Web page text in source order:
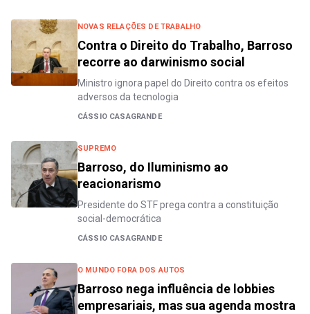
NOVAS RELAÇÕES DE TRABALHO
Contra o Direito do Trabalho, Barroso
recorre ao darwinismo social
Ministro ignora papel do Direito contra os efeitos
adversos da tecnologia
CÁSSIO CASAGRANDE
SUPREMO
Barroso, do Iluminismo ao
reacionarismo
Presidente do STF prega contra a constituição
social-democrática
CÁSSIO CASAGRANDE
O MUNDO FORA DOS AUTOS
Barroso nega influência de lobbies
empresariais, mas sua agenda mostra